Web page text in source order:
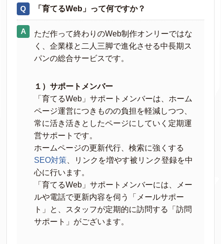
「育てるWeb」って何ですか？
ただ作って終わりのWeb制作オンリーではな
く、企業様と二人三脚で進化させる中長期ス
パンの総合サービスです。
１）サポートメンバー
「育てるWeb」サポートメンバーは、ホーム
ページ運営につきものの負担を軽減しつつ、
常に活き活きとしたページにしていく定期運
営サポートです。
ホームページの更新代行、検索に強くする
SEO対策 、リンクを増やす被リンク登録を中
心に行います。
「育てるWeb」サポートメンバーには、メー
ルや電話で更新内容を伺う「メールサポー
ト」と、スタッフが定期的に訪問する「訪問
サポート」がございます。